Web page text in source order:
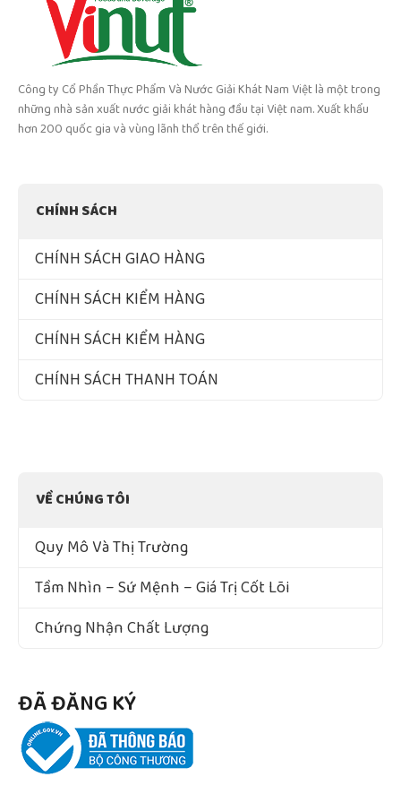
Công ty Cổ Phần Thực Phẩm Và Nước Giải Khát Nam Việt là một trong
những nhà sản xuất nước giải khát hàng đầu tại Việt nam. Xuất khẩu
hơn 200 quốc gia và vùng lãnh thổ trên thế giới.
CHÍNH SÁCH
CHÍNH SÁCH GIAO HÀNG
CHÍNH SÁCH KIỂM HÀNG
CHÍNH SÁCH KIỂM HÀNG
CHÍNH SÁCH THANH TOÁN
VỀ CHÚNG TÔI
Quy Mô Và Thị Trường
Tầm Nhìn – Sứ Mệnh – Giá Trị Cốt Lõi
Chứng Nhận Chất Lượng
ĐÃ ĐĂNG KÝ